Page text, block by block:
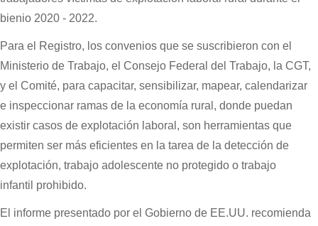
bienio 2020 - 2022.
Para el Registro, los convenios que se suscribieron con el
Ministerio de Trabajo, el Consejo Federal del Trabajo, la CGT,
y el Comité, para capacitar, sensibilizar, mapear, calendarizar
e inspeccionar ramas de la economía rural, donde puedan
existir casos de explotación laboral, son herramientas que
permiten ser más eficientes en la tarea de la detección de
explotación, trabajo adolescente no protegido o trabajo
infantil prohibido.
El informe presentado por el Gobierno de EE.UU. recomienda